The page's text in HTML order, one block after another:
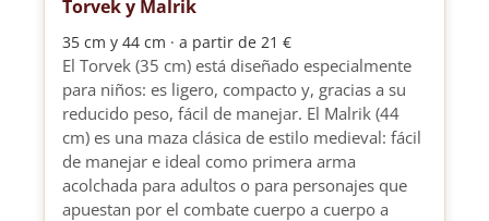
Torvek y Malrik
35 cm y 44 cm · a partir de 21 €
El Torvek (35 cm) está diseñado especialmente
para niños: es ligero, compacto y, gracias a su
reducido peso, fácil de manejar. El Malrik (44
cm) es una maza clásica de estilo medieval: fácil
de manejar e ideal como primera arma
acolchada para adultos o para personajes que
apuestan por el combate cuerpo a cuerpo a